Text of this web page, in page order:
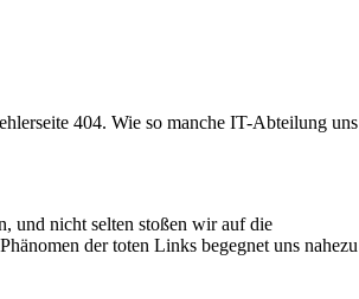
404. Wie so manche IT-Abteilung uns
und nicht selten stoßen wir auf die
der toten Links begegnet uns nahezu